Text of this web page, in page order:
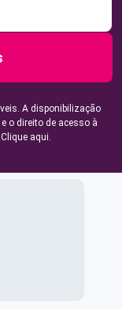
A disponibilização
o direito de acesso à
Clique aqui.